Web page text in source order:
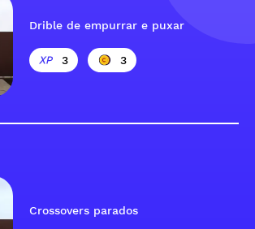
Drible de empurrar e puxar
3 3
Crossovers parados